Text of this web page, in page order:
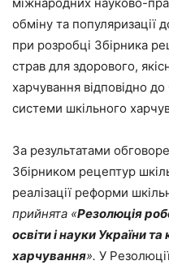
обміну та популяризації
при розробці Збірника
страв для здорового,
харчування відповідно
системи шкільного
За результатами
Збірником рецептур
реалізації реформи
прийнята «Резолюція
освіти і науки України
харчування». У